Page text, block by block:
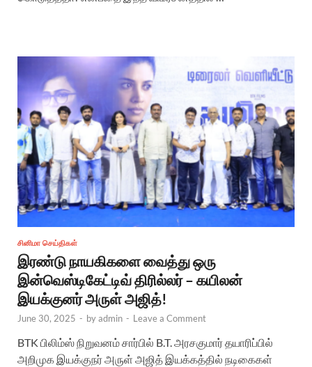
சினிமா செய்திகள்
இரண்டு நாயகிகளை வைத்து ஒரு
இன்வெஸ்டிகேட்டிவ் திரில்லர் – கயிலன்
இயக்குனர் அருள் அஜித்!
June 30, 2025 - byadmin - Leave a Comment
BTK பிலிம்ஸ் நிறுவனம் சார்பில் B.T. அரசகுமார் தயாரிப்பில்
அறிமுக இயக்குநர் அருள் அஜித் இயக்கத்தில் நடிகைகள்